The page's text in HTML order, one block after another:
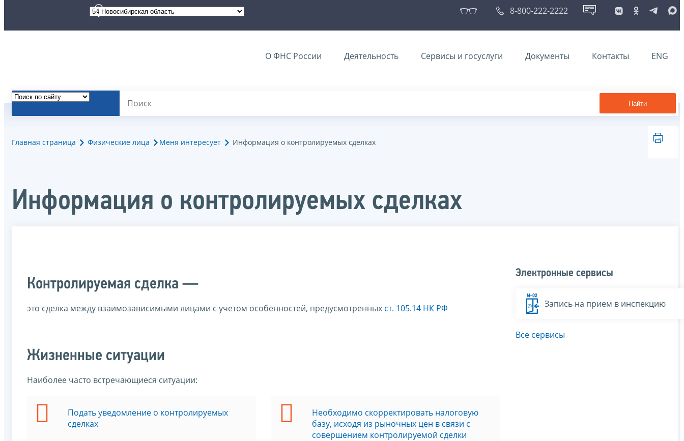
8-800-222-2222
О ФНС России Деятельность Сервисы и госуслуги Документы Контакты ENG
Найти
Главная страница Физические лица Меня интересует Информация о контролируемых сделках
Информация о контролируемых сделках
Контролируемая сделка —
это сделка между взаимозависимыми лицами с учетом особенностей, предусмотренных ст. 105.14 НК РФ
Жизненные ситуации
Наиболее часто встречающиеся ситуации:
Подать уведомление о контролируемых
сделках
Необходимо скорректировать налоговую
базу, исходя из рыночных цен в связи с
совершением контролируемой сделки
Электронные сервисы
Запись на прием в инспекцию
Все сервисы